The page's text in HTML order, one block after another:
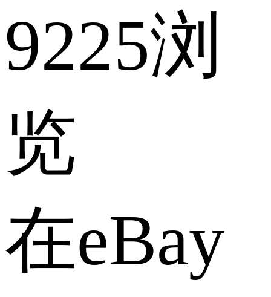
9225浏
览
在eBay